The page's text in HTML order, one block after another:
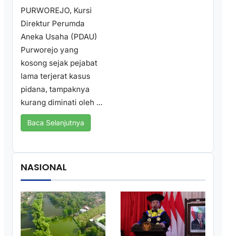
PURWOREJO, Kursi
Direktur Perumda
Aneka Usaha (PDAU)
Purworejo yang
kosong sejak pejabat
lama terjerat kasus
pidana, tampaknya
kurang diminati oleh ...
Baca Selanjutnya
NASIONAL